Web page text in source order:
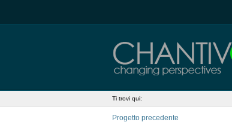
Ti trovi qui:
Progetto precedente